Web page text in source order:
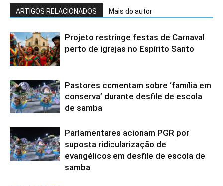
ARTIGOS RELACIONADOS Mais do autor
Projeto restringe festas de Carnaval
perto de igrejas no Espírito Santo
Pastores comentam sobre ‘família em
conserva’ durante desfile de escola
de samba
Parlamentares acionam PGR por
suposta ridicularização de
evangélicos em desfile de escola de
samba